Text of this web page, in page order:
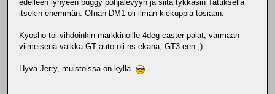
edelleen lyhyeen buggy pohjalevyyn ja siitä tykkäsin Tattiksella
itsekin enemmän. Ofnan DM1 oli ilman kickuppia tosiaan.
Kyosho toi vihdoinkin markkinoille 4deg caster palat, varmaan
viimeisenä vaikka GT auto oli ns ekana, GT3:een ;)
Hyvä Jerry, muistoissa on kyllä